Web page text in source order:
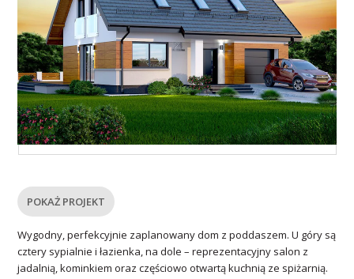
POKAŻ PROJEKT
Wygodny, perfekcyjnie zaplanowany dom z poddaszem. U góry są
cztery sypialnie i łazienka, na dole – reprezentacyjny salon z
jadalnią, kominkiem oraz częściowo otwartą kuchnią ze spiżarnią.